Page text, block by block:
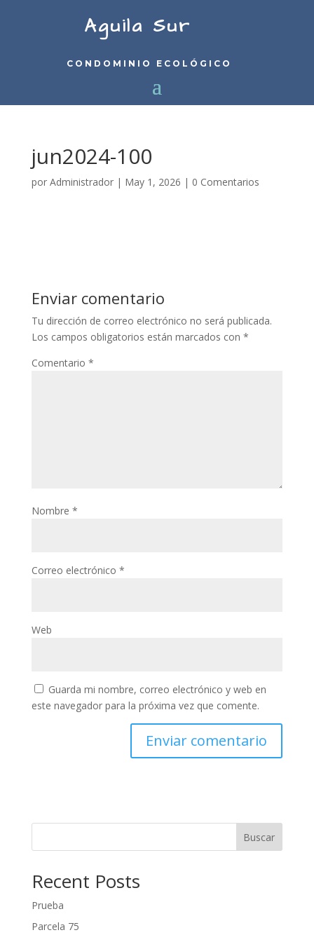
Aguila Sur
CONDOMINIO ECOLÓGICO
jun2024-100
por Administrador| May 1, 2026 | 0 Comentarios
Enviar comentario
Tu dirección de correo electrónico no será publicada.
Los campos obligatorios están marcados con *
Comentario *
Nombre *
Correo electrónico *
Web
Guarda mi nombre, correo electrónico y web en
este navegador para la próxima vez que comente.
Buscar
Recent Posts
Prueba
Parcela 75